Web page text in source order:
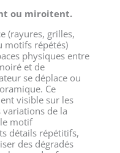
ou miroitent.
(rayures, grilles,
motifs répétés)
physiques entre
et de
se déplace ou
Ce
visible sur les
de la
motif
détails répétitifs,
des dégradés